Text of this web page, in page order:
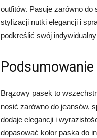
outfitów. Pasuje zarówno
stylizacji nutki elegancji i
podkreślić swój
Podsumowanie
Brązowy pasek to
nosić zarówno do jeansów,
dodaje elegancji i
dopasować kolor paska do